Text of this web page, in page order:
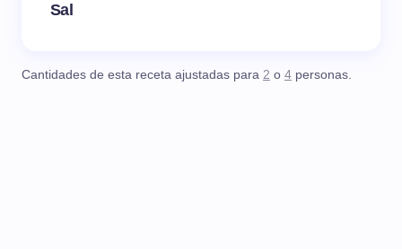
Sal
Cantidades de esta receta ajustadas para 2 o 4 personas.